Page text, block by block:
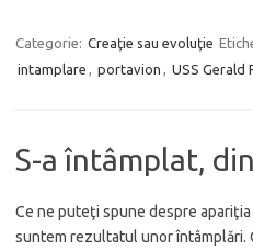
Categorie: Creaţie sau evoluţie
intamplare
portavion USS Gerald
S-a întâmplat,
Ce ne puteţi spune despre
suntem rezultatul unor întâmplări.